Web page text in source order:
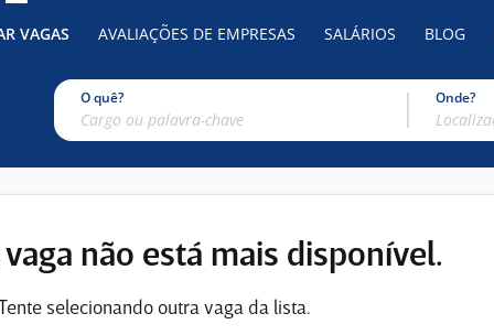
VAGAS AVALIAÇÕES DE EMPRESAS SALÁRIOS BLOG
O quê? Onde?
vaga não está mais disponível.
Tente selecionando outra vaga da lista.